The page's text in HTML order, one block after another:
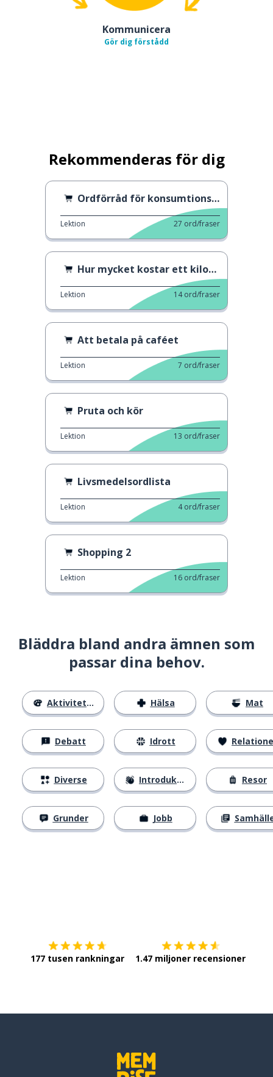
Kommunicera
Gör dig förstådd
Rekommenderas för dig
Ordförråd för konsumtionsvanor
Lektion 27 ord/fraser
Hur mycket kostar ett kilogram?
Lektion 14 ord/fraser
Att betala på caféet
Lektion 7 ord/fraser
Pruta och kör
Lektion 13 ord/fraser
Livsmedelsordlista
Lektion 4 ord/fraser
Shopping 2
Lektion 16 ord/fraser
Bläddra bland andra ämnen som
passar dina behov.
Aktiviteter
Debatt
Diverse
Grunder
Hälsa
Idrott
Introduktion
Jobb
Mat
Resor
177 tusen rankningar 1.47 miljoner recensioner